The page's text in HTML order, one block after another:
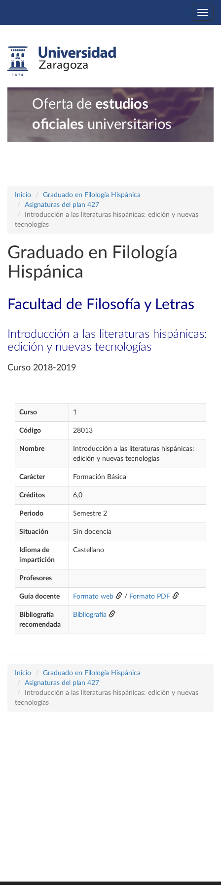
Oferta de estudios
oficiales universitarios
Inicio
Graduado en Filología Hispánica
Asignaturas del plan 427
Introducción a las literaturas hispánicas: edición y nuevas
tecnologías
Graduado en Filología
Hispánica
Facultad de Filosofía y Letras
Introducción a las literaturas hispánicas:
edición y nuevas tecnologías
Curso 2018-2019
Curso 1
Código 28013
Nombre
Introducción a las literaturas hispánicas:
edición y nuevas tecnologías
Carácter Formación Básica
Créditos 6,0
Periodo Semestre 2
Situación Sin docencia
Idioma de
impartición
Castellano
Profesores
Guía docente Formato web / Formato PDF
Bibliografía
recomendada
Bibliografía
Inicio
Graduado en Filología Hispánica
Asignaturas del plan 427
Introducción a las literaturas hispánicas: edición y nuevas
tecnologías